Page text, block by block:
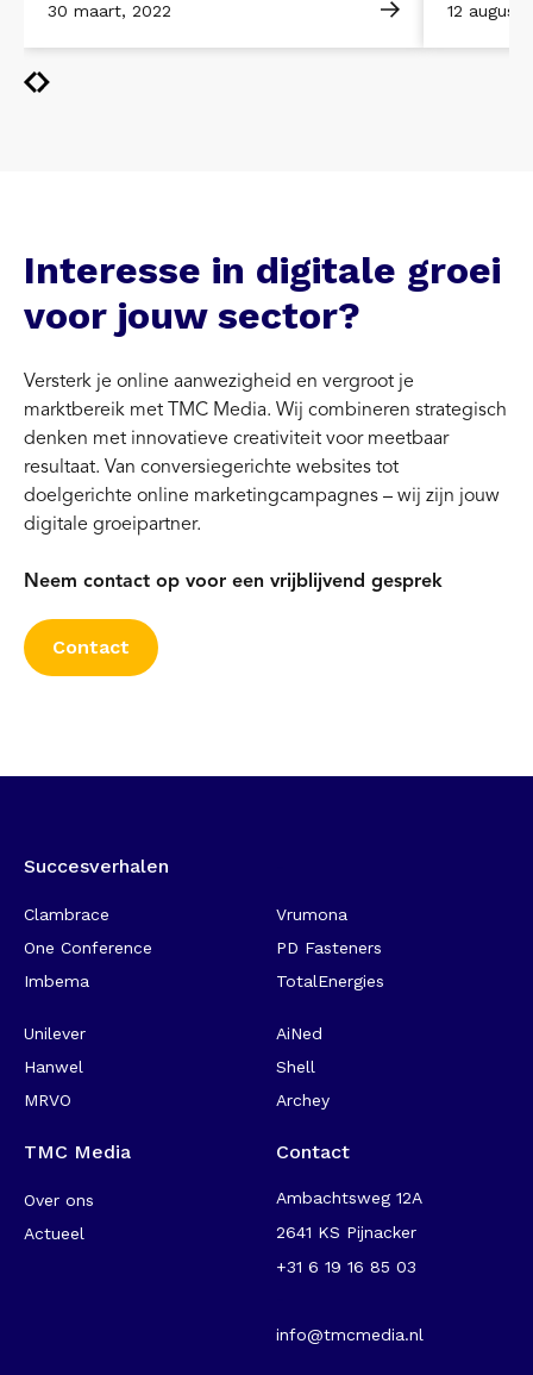
30 maart, 2022 12
Interesse in digitale groei
voor jouw sector?
Versterk je online aanwezigheid en vergroot je
marktbereik met TMC Media. Wij combineren strategisch
denken met innovatieve creativiteit voor meetbaar
resultaat. Van conversiegerichte websites tot
doelgerichte online marketingcampagnes – wij zijn jouw
digitale groeipartner.
Neem contact op voor een vrijblijvend gesprek
Contact
Succesverhalen
Clambrace
One Conference
Imbema
Vrumona
PD Fasteners
TotalEnergies
Unilever
Hanwel
MRVO
AiNed
Shell
Archey
TMC Media
Over ons
Actueel
Contact
Ambachtsweg 12A
2641 KS Pijnacker
+31 6 19 16 85 03
info@tmcmedia.nl